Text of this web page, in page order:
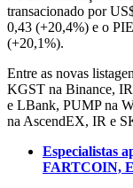
transacionado por
0,43 (+20,4%) e o
(+20,1%).
Entre as novas
KGST na Binance,
e LBank, PUMP na
na AscendEX, IR e
Especialistas
FARTCOIN,